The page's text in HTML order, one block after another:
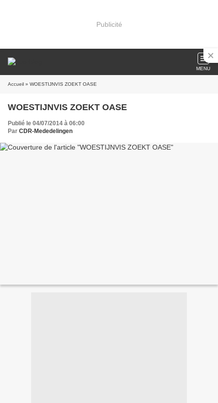
Publicité
MENU
Accueil » WOESTIJNVIS ZOEKT OASE
WOESTIJNVIS ZOEKT OASE
Publié le 04/07/2014 à 06:00
Par CDR-Mededelingen